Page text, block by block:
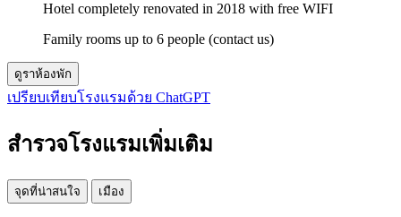
Hotel completely renovated in 2018 with free WIFI
Family rooms up to 6 people (contact us)
ดูราห้องพัก
เปรียบเทียบโรงแรมด้วย ChatGPT
สำรวจโรงแรมเพิ่มเติม
จุดที่น่าสนใจ เมือง